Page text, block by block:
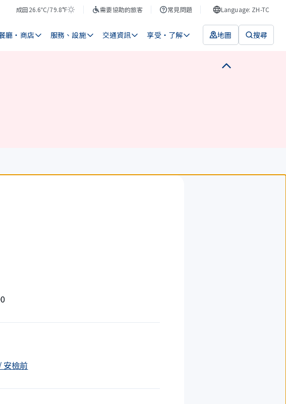
成田
氣
26.6℃/79.8°F
天
需要協助的旅客 常見問題 Language: ZH-TC
廳・商店 服務、設施 交通資訊 享受・了解 地圖 搜尋
安檢前